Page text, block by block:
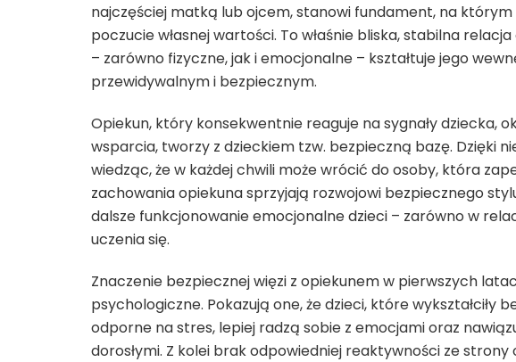
najczęściej matką lub ojcem, stanowi fundament, na
poczucie własnej wartości. To właśnie bliska, stabilna
– zarówno fizyczne, jak i emocjonalne – kształtuje jego
przewidywalnym i bezpiecznym.
Opiekun, który konsekwentnie reaguje na sygnały dziecka,
wsparcia, tworzy z dzieckiem tzw. bezpieczną bazę. Dzięki
wiedząc, że w każdej chwili może wrócić do osoby, która
zachowania opiekuna sprzyjają rozwojowi bezpiecznego
dalsze funkcjonowanie emocjonalne dzieci – zarówno w
uczenia się.
Znaczenie bezpiecznej więzi z opiekunem w pierwszych
psychologiczne. Pokazują one, że dzieci, które wykształciły
odporne na stres, lepiej radzą sobie z emocjami oraz
dorosłymi. Z kolei brak odpowiedniej reaktywności ze